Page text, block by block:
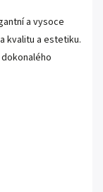
a vysoce
kvalitu a estetiku.